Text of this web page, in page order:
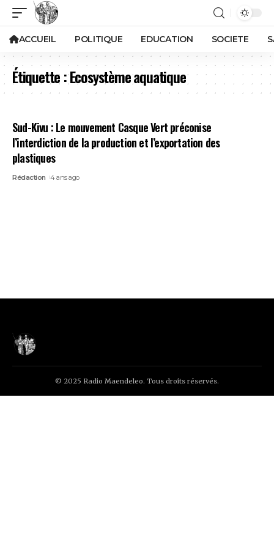
ACCUEIL POLITIQUE EDUCATION SOCIETE
Étiquette :Ecosystème aquatique
Sud-Kivu : Le mouvement Casque Vert préconise
l’interdiction de la production et l’exportation des
plastiques
Rédaction 4 ans ago
© 2025 Radio Maendeleo. Tous droits réservés.